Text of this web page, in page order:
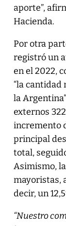
aporte”,
Hacienda.
Por otra
registró un
en el 2022,
“la cantidad
la
externos
incremento
principal
total,
Asimismo,
mayoristas,
decir, un
“Nuestro